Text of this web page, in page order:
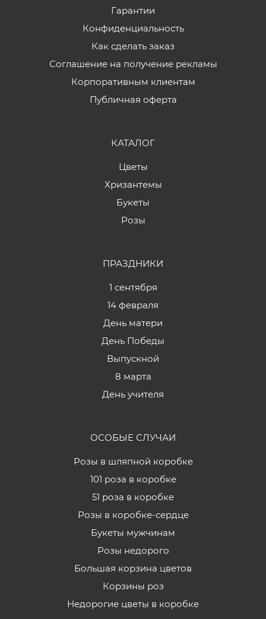
Гарантии
Конфиденциальность
Как сделать заказ
Соглашение на получение рекламы
Корпоративным клиентам
Публичная оферта
КАТАЛОГ
Цветы
Хризантемы
Букеты
Розы
ПРАЗДНИКИ
1 сентября
14 февраля
День матери
День Победы
Выпускной
8 марта
День учителя
ОСОБЫЕ СЛУЧАИ
Розы в шляпной коробке
101 роза в коробке
51 роза в коробке
Розы в коробке-сердце
Букеты мужчинам
Розы недорого
Большая корзина цветов
Корзины роз
Недорогие цветы в коробке